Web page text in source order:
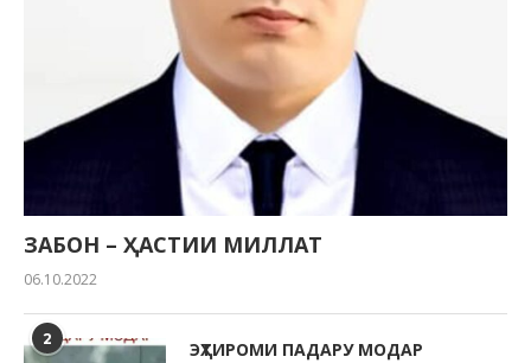
ЗАБОН – ҲАСТИИ МИЛЛАТ
06.10.2022
2 ЭҲТИРОМИ ПАДАРУ МОДАР